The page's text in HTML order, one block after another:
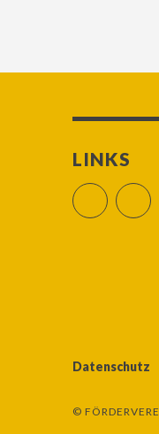
LINKS
Facebook
Datenschutz
©